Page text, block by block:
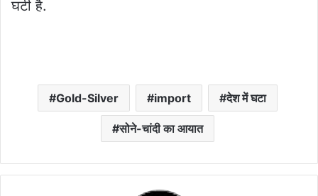
घटी है.
Gold-Silver import देश में घटा
सोने-चांदी का आयात